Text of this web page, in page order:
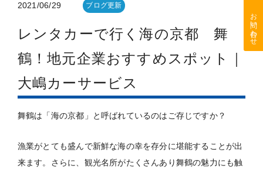
2021/06/29 ブログ更新
レンタカーで行く海の京都 舞
鶴！地元企業おすすめスポット｜
大嶋カーサービス
舞鶴は「海の京都」と呼ばれているのはご存じですか？
漁業がとても盛んで新鮮な海の幸を存分に堪能することが出
来ます。さらに、観光名所がたくさんあり舞鶴の魅力にも触
お問い合わせ